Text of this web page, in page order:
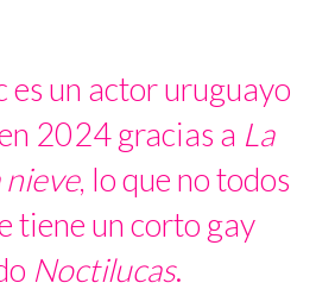
es un actor uruguayo
2024 gracias a La
nieve, lo que no todos
tiene un corto gay
Noctilucas.